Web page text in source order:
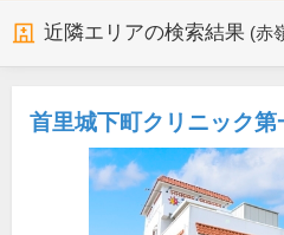
近隣エリアの検索結果 (赤
首里城下町クリニック第